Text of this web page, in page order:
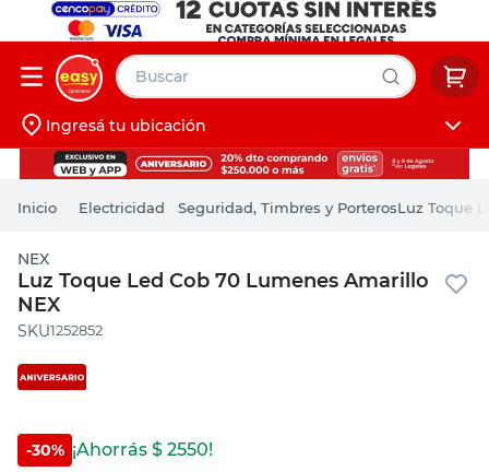
Buscar
Iniciá sesión
Ingresá tu ubicación
Electricidad Seguridad, Timbres y PorterosLuz Toque
NEX
Luz Toque Led Cob 70 Lumenes Amarillo
NEX
:1252852
-30% ¡Ahorrás $ 2550!
muebles
pintura
escritorio
placard